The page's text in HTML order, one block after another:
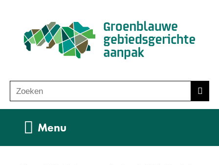
naar
de
inhoud
o
e
Zoeken
Menu